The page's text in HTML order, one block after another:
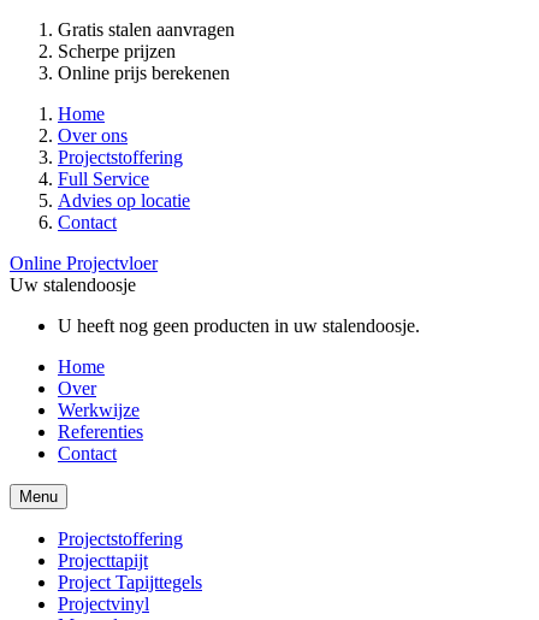
Gratis stalen aanvragen
Scherpe prijzen
Online prijs berekenen
Home
Over ons
Projectstoffering
Full Service
Advies op locatie
Contact
Online Projectvloer
Uw stalendoosje
U heeft nog geen producten in uw stalendoosje.
Home
Over
Werkwijze
Referenties
Contact
Menu
Projectstoffering
Projecttapijt
Project Tapijttegels
Projectvinyl